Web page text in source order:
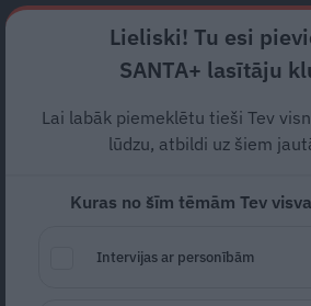
Lieliski! Tu esi
SANTA+ lasītāju
Lai labāk piemeklētu tieši Tev
lūdzu, atbildi uz šiem
Kuras no šīm tēmām Tev
Intervijas ar personībām